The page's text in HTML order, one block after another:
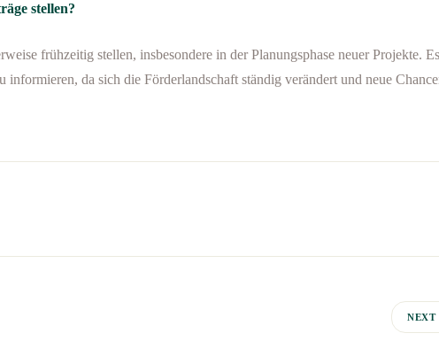
stellen?
frühzeitig stellen, insbesondere in der Planungsphase neuer Projekte.
da sich die Förderlandschaft ständig verändert und neue
NEXT